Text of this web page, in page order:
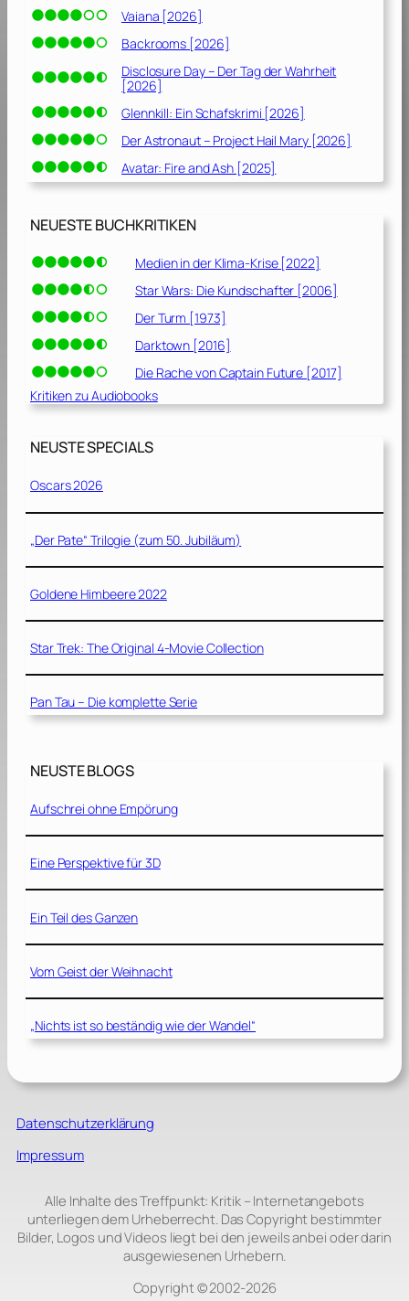
Vaiana [2026]
Backrooms [2026]
Disclosure Day – Der Tag der Wahrheit
[2026]
Glennkill: Ein Schafskrimi [2026]
Der Astronaut – Project Hail Mary [2026]
Avatar: Fire and Ash [2025]
NEUESTE BUCHKRITIKEN
Medien in der Klima-Krise [2022]
Star Wars: Die Kundschafter [2006]
Der Turm [1973]
Darktown [2016]
Die Rache von Captain Future [2017]
Kritiken zu Audiobooks
NEUSTE SPECIALS
Oscars 2026
„Der Pate“ Trilogie (zum 50. Jubiläum)
Goldene Himbeere 2022
Star Trek: The Original 4-Movie Collection
Pan Tau – Die komplette Serie
NEUSTE BLOGS
Aufschrei ohne Empörung
Eine Perspektive für 3D
Ein Teil des Ganzen
Vom Geist der Weihnacht
„Nichts ist so beständig wie der Wandel“
Datenschutzerklärung
Impressum
Alle Inhalte des Treffpunkt: Kritik – Internetangebots
unterliegen dem Urheberrecht. Das Copyright bestimmter
Bilder, Logos und Videos liegt bei den jeweils anbei oder darin
ausgewiesenen Urhebern.
Copyright © 2002‑2026